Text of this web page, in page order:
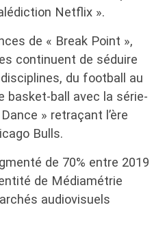
Netflix ».
de « Break Point »,
continuent de séduire
du football au
basket-ball avec la série-
» retraçant l’ère
Bulls.
de 70% entre 2019
de Médiamétrie
audiovisuels